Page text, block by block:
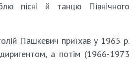
пісні й танцю Північного
Пашкевич приїхав у 1965 р.
а потім (1966-1973